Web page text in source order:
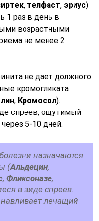
, телфаст, эриус)
1 раз в день в
возрастными
не менее 2
не дает должного
кромогликата
, Кромосол).
спреев, ощутимый
5-10 дней.
назначаются
(Альдецин,
,Фликсоназе,
в виде спреев.
лечащий